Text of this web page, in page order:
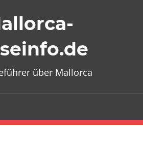
über Mallorca